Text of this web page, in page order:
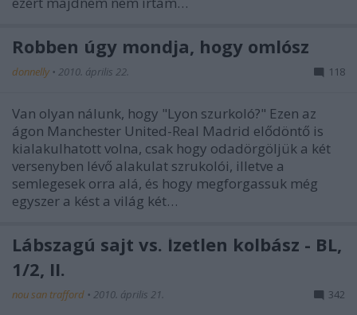
Robben úgy mondja, hogy omlósz
donnelly • 2010. április 22. 118
Van olyan nálunk, hogy "Lyon szurkoló?" Ezen az
ágon Manchester United-Real Madrid elődöntő is
kialakulhatott volna, csak hogy odadörgöljük a két
versenyben lévő alakulat szrukolói, illetve a
semlegesek orra alá, és hogy megforgassuk még
egyszer a kést a világ két…
Lábszagú sajt vs. Ízetlen kolbász - BL,
1/2, II.
nou san trafford • 2010. április 21. 342